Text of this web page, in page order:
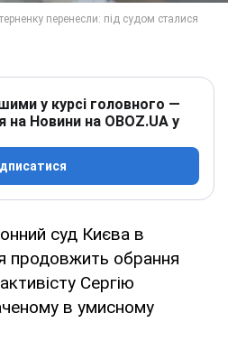
у курсі головного —
на Новини на OBOZ.UA у
суд Києва в
продовжить обрання
Сергію
в умисному